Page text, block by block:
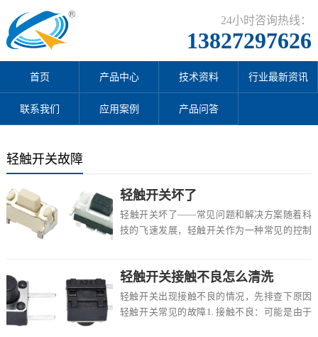
24小时咨询热线：
13827297626
首页 产品中心 技术资料 行业最新资讯
联系我们 应用案例 产品问答
轻触开关故障
轻触开关坏了
轻触开关坏了——常见问题和解决方案随着科
技的飞速发展，轻触开关作为一种常见的控制
轻触开关接触不良怎么清洗
轻触开关出现接触不良的情况，先排查下原因
轻触开关常见的故障1. 接触不良：可能是由于